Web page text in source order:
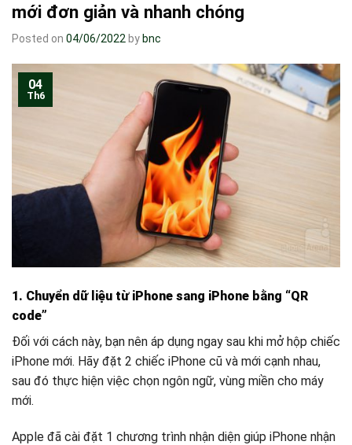
mới đơn giản và nhanh chóng
Posted on 04/06/2022 by bnc
04
Th6
1. Chuyển dữ liệu từ iPhone sang iPhone bằng “QR
code”
Đối với cách này, bạn nên áp dụng ngay sau khi mở hộp chiếc
iPhone mới. Hãy đặt 2 chiếc iPhone cũ và mới cạnh nhau,
sau đó thực hiện việc chọn ngôn ngữ, vùng miền cho máy
mới.
Apple đã cài đặt 1 chương trình nhận diện giúp iPhone nhận